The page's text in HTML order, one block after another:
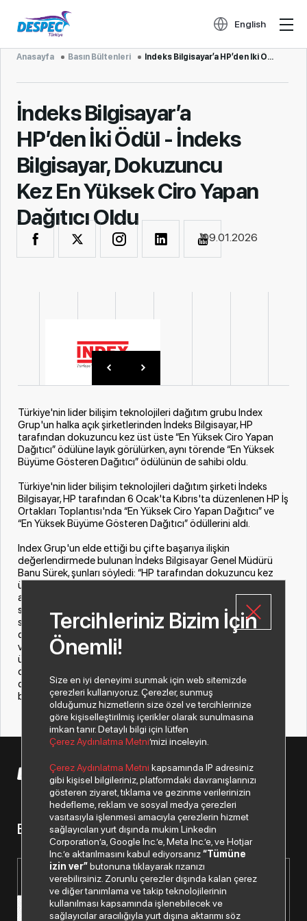
English
Anasayfa Basın Bültenleri İndeks Bilgisayar’a HP’den İki Ödül - İndeks Bilgisayar, Dokuzuncu Kez En Yüksek Ciro Yapan Dağıtıcı...
İndeks Bilgisayar’a
HP’den İki Ödül - İndeks
Bilgisayar, Dokuzuncu
Kez En Yüksek Ciro Yapan
Dağıtıcı Oldu
09.01.2026
Türkiye'nin lider bilişim teknolojileri dağıtım grubu Index
Grup'un halka açık şirketlerinden İndeks Bilgisayar, HP
tarafından dokuzuncu kez üst üste “En Yüksek Ciro Yapan
Dağıtıcı” ödülüne layık görülürken, aynı törende “En Yüksek
Büyüme Gösteren Dağıtıcı” ödülünün de sahibi oldu.
Türkiye'nin lider bilişim teknolojileri dağıtım şirketi İndeks
Bilgisayar, HP tarafından 6 Ocak'ta Kıbrıs'ta düzenlenen HP İş
Ortakları Toplantısı'nda “En Yüksek Ciro Yapan Dağıtıcı” ve
“En Yüksek Büyüme Gösteren Dağıtıcı” ödüllerini aldı.
Index Grup'un elde ettiği bu çifte başarıya ilişkin
değerlendirmede bulunan İndeks Bilgisayar Genel Müdürü
Banu Sürek, şunları söyledi: “HP tarafından dokuzuncu kez
üst üste ‘En Yüksek Ciro Yapan Dağıtıcı' ödülünü almak ve
aynı zamanda ‘En Yüksek Büyüme Gösteren Dağıtıcı'
seçilmek bizim için büyük bir gurur. Bu ödüller; ekiplerimizin
sahadaki emeğinin, iş ortaklarımızla kurduğumuz güvene
dayalı ilişkilerin ve doğru stratejilerimizin bir sonucudur. Bu
vesileyle, bizi bu değerli ödüllerle onurlandıran kıymetli
üreticimiz HP'ye ve bu başarıyı mümkün kılan tüm iş
ortaklarımıza yürekten teşekkür ediyoruz. Önümüzdeki
dönemde de sektörümüze değer katmayı ve pazardaki
büyümemizi kararlılıkla sürdürmeyi hedefliyoruz.”
© 2026 Copyright Despec A.Ş. Tüm hakları saklıdır.
Bizden haberiniz olsun.
Tercihleriniz Bizim İçin
Önemli!
Size en iyi deneyimi sunmak için web sitemizde
çerezleri kullanıyoruz. Çerezler, sunmuş
olduğumuz hizmetlerin size özel ve tercihlerinize
göre kişiselleştirilmiş içerikler olarak sunulmasına
imkan tanır. Detaylı bilgi için lütfen
Çerez Aydınlatma Metni’mizi inceleyin.
Çerez Aydınlatma Metni kapsamında IP adresiniz
gibi kişisel bilgileriniz, platformdaki davranışlarınızı
gösteren ziyaret, tıklama ve gezinme verilerinizin
hedefleme, reklam ve sosyal medya çerezleri
vasıtasıyla işlenmesi amacıyla çerezlerin hizmet
sağlayıcıları yurt dışında mukim Linkedin
Corporation’a, Google Inc.’e, Meta Inc.’e, ve Hotjar
Inc.’e aktarılmasını kabul ediyorsanız“Tümüne
izin ver”butonuna tıklayarak rızanızı
verebilirsiniz. Zorunlu çerezler dışında kalan çerez
ve diğer tanımlama ve takip teknolojilerinin
kullanılması kapsamında işlenebilecek ve
sağlayıcılar aracılığıyla yurt dışına aktarımı söz